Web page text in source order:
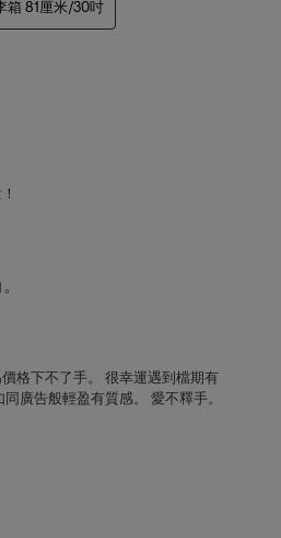
箱 81厘米/30吋
格下不了手。 很幸運遇到檔期有
廣告般輕盈有質感。 愛不釋手。